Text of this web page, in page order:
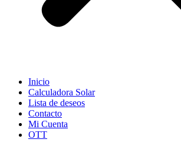
Inicio
Calculadora Solar
Lista de deseos
Contacto
Mi Cuenta
OTT